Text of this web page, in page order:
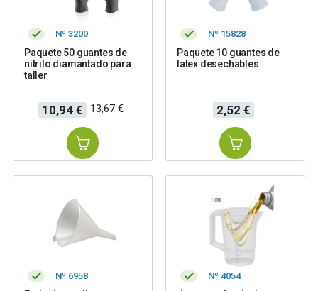
Nº 3200
Paquete 50 guantes de
nitrilo diamantado para
taller
Precio
10,94 €
Precio
base
13,67 €
Nº 15828
Paquete 10 guantes de
latex desechables
Precio
2,52 €
Nº 6958 Nº 4054